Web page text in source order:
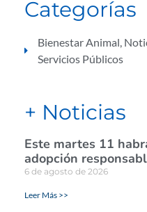
Categorías
Bienestar Animal
Servicios Públicos
+ Noticias
Este martes 11
adopción
6 de agosto de 2026
Leer Más >>